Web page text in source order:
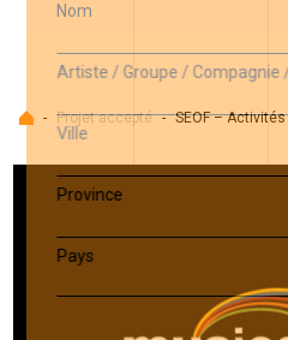
Accueil
- Projet accepté - SEOF –
Nom
Artiste / Groupe / Compagnie
Ville
Province
Pays